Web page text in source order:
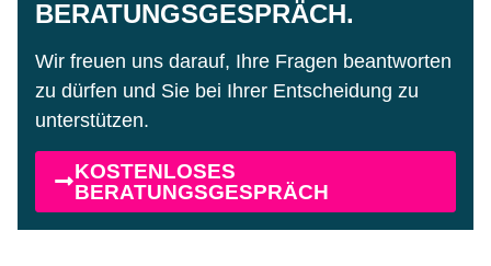
BERATUNGSGESPRÄCH.
Wir freuen uns darauf, Ihre Fragen beantworten
zu dürfen und Sie bei Ihrer Entscheidung zu
unterstützen.
KOSTENLOSES
BERATUNGSGESPRÄCH